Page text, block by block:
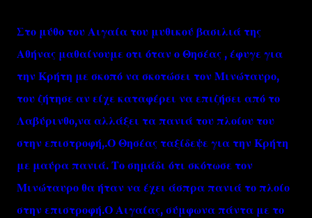
Στο μύθο του Αιγαία του μυθικού βασιλιά της
Αθήνας μαθαίνουμε οτι όταν ο Θησέας , έφυγε για
την Κρήτη με σκοπό να σκοτώσει τον Μινώταυρο,
του ζήτησε αν είχε καταφέρει να επιζήσει από το
Λαβύρινθο,να αλλάξει τα πανιά του πλοίου του
στην επιστροφή,.Ο Θησέας ταξίδεψε για την Κρήτη
με μαύρα πανιά. Το σημάδι ότι σκότωσε τον
Μινώταυρο θα ήταν να έχει άσπρα πανιά το πλοίο
στην επιστροφή.Ο Αιγαίας, σύμφωνα πάντα με το